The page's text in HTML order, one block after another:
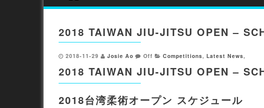
2018 TAIWAN JIU-JITSU OPEN –
2018-11-29 Josie Ao Off Competitions, Latest News,
2018 TAIWAN JIU-JITSU OPEN –
2018台湾柔術オープン スケジュール